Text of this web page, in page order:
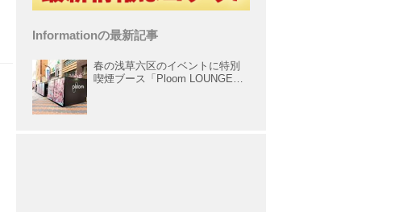
Informationの最新記事
春の浅草六区のイベントに特別
喫煙ブース「Ploom LOUNGE」